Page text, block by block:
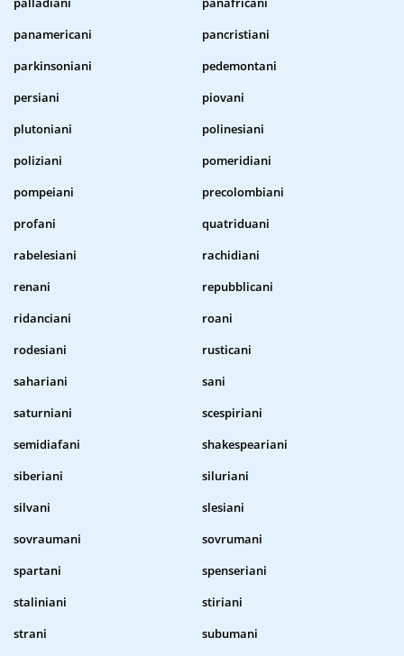
panamericani
pancristiani
parkinsoniani
pedemontani
persiani
piovani
plutoniani
polinesiani
poliziani
pomeridiani
pompeiani
precolombiani
profani
quatriduani
rabelesiani
rachidiani
renani
repubblicani
ridanciani
roani
rodesiani
rusticani
sahariani
sani
saturniani
scespiriani
semidiafani
shakespeariani
siberiani
siluriani
silvani
slesiani
sovraumani
sovrumani
spartani
spenseriani
staliniani
stiriani
strani
subumani